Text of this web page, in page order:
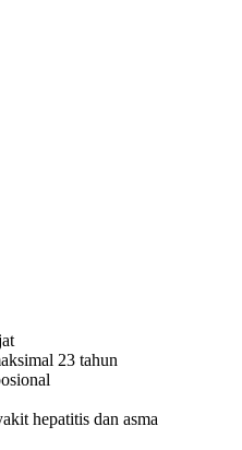
23 tahun
hepatitis dan asma